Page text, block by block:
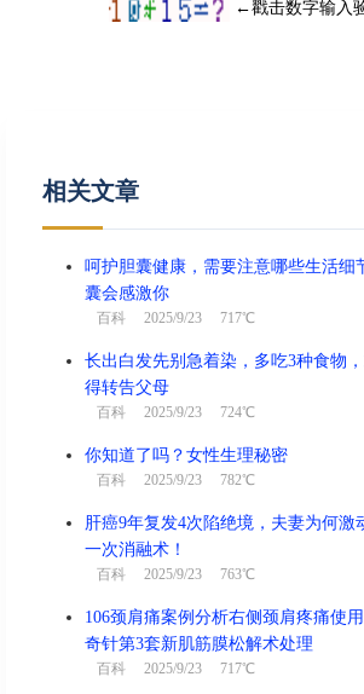
相关文章
呵护胆囊健康，需要注意哪些生活细
囊会感激你
百科 2025/9/23 717℃
长出白发先别急着染，多吃3种食物
得转告父母
百科 2025/9/23 724℃
你知道了吗？女性生理秘密
百科 2025/9/23 782℃
肝癌9年复发4次陷绝境，夫妻为何激
一次消融术！
百科 2025/9/23 763℃
106颈肩痛案例分析右侧颈肩疼痛使
奇针第3套新肌筋膜松解术处理
百科 2025/9/23 717℃